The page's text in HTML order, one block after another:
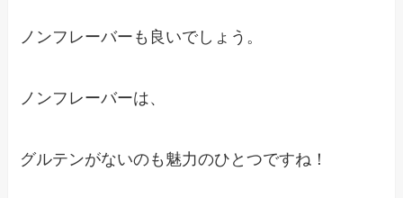
ノンフレーバーも良いでしょう。
ノンフレーバーは、
グルテンがないのも魅力のひとつですね！